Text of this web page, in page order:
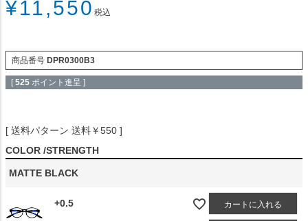
¥11,550 税込
商品番号 DPR0300B3
[ 525 ポイント進呈 ]
送料パターン 送料￥550
COLOR STRENGTH
MATTE BLACK
+0.5 カートに入れる